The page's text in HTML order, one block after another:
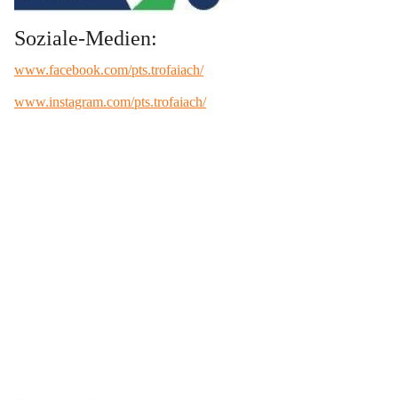
Soziale-Medien:
www.facebook.com/pts.trofaiach/
www.instagram.com/pts.trofaiach/